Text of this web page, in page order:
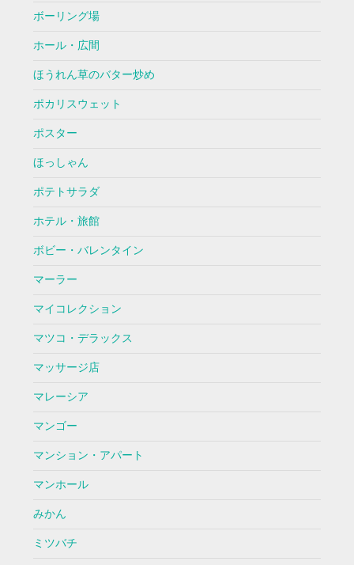
ボーリング場
ホール・広間
ほうれん草のバター炒め
ポカリスウェット
ポスター
ほっしゃん
ポテトサラダ
ホテル・旅館
ボビー・バレンタイン
マーラー
マイコレクション
マツコ・デラックス
マッサージ店
マレーシア
マンゴー
マンション・アパート
マンホール
みかん
ミツバチ